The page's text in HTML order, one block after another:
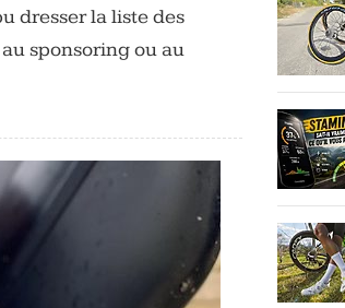
dresser la liste des
sponsoring ou au